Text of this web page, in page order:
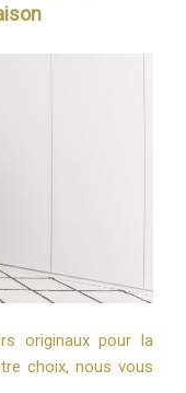
originaux pour la
choix, nous vous